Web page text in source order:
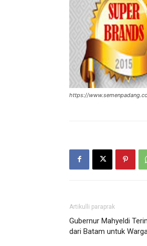
https://
Artikulli paraprak
Gubernur Mahyeldi
dari Batam untuk